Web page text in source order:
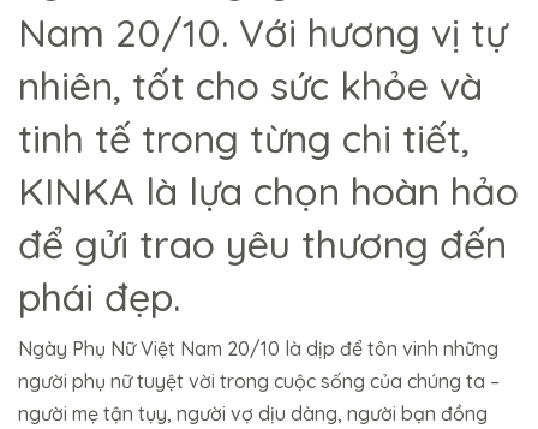
Nam 20/10. Với hương vị tự
nhiên, tốt cho sức khỏe và
tinh tế trong từng chi tiết,
KINKA là lựa chọn hoàn hảo
để gửi trao yêu thương đến
phái đẹp.
Ngày Phụ Nữ Việt Nam 20/10 là dịp để tôn vinh những
người phụ nữ tuyệt vời trong cuộc sống của chúng ta –
người mẹ tận tụy, người vợ dịu dàng, người bạn đồng